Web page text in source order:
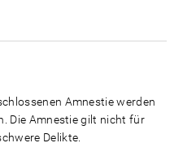
Amnestie werden
Die Amnestie gilt nicht für
Delikte.